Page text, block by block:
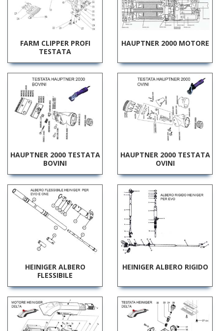
FARM CLIPPER PROFI
TESTATA
HAUPTNER 2000 MOTORE
HAUPTNER 2000 TESTATA
BOVINI
HAUPTNER 2000 TESTATA
OVINI
HEINIGER ALBERO
FLESSIBILE
HEINIGER ALBERO RIGIDO